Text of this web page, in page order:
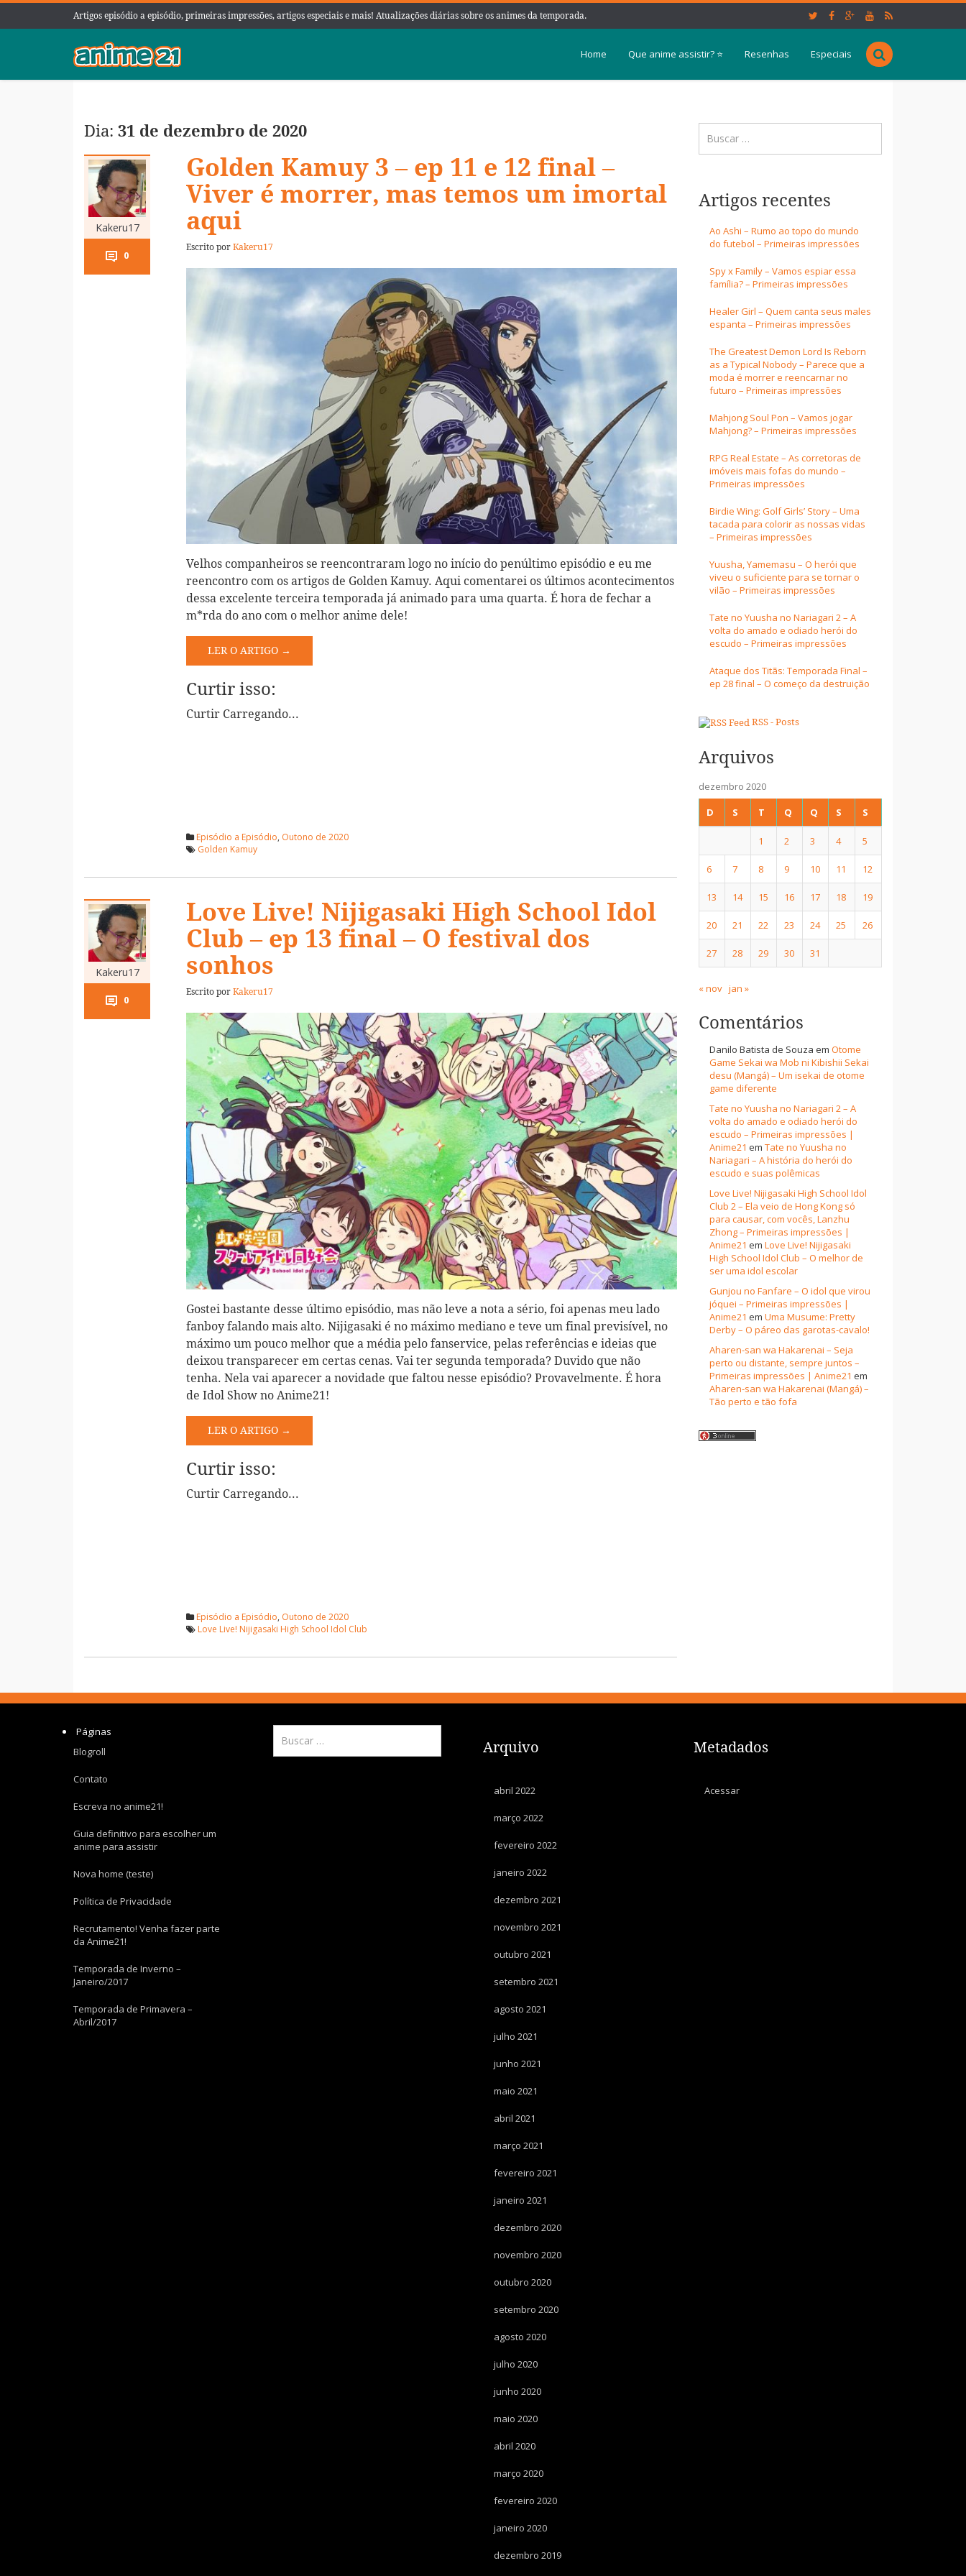
Artigos episódio a episódio, primeiras impressões, artigos especiais e mais! Atualizações diárias sobre os animes da temporada.
Home Que anime assistir? ⭐ Resenhas Especiais
Dia: 31 de dezembro de 2020
Kakeru17
0
Golden Kamuy 3 – ep 11 e 12 final –
Viver é morrer, mas temos um imortal
aqui
Escrito porKakeru17
Velhos companheiros se reencontraram logo no início do penúltimo episódio e eu me
reencontro com os artigos de Golden Kamuy. Aqui comentarei os últimos acontecimentos
dessa excelente terceira temporada já animado para uma quarta. É hora de fechar a
m*rda do ano com o melhor anime dele!
LER O ARTIGO →
Curtir isso:
Curtir Carregando...
Episódio a Episódio, Outono de 2020
Golden Kamuy
Kakeru17
0
Love Live! Nijigasaki High School Idol
Club – ep 13 final – O festival dos
sonhos
Escrito porKakeru17
Gostei bastante desse último episódio, mas não leve a nota a sério, foi apenas meu lado
fanboy falando mais alto. Nijigasaki é no máximo mediano e teve um final previsível, no
máximo um pouco melhor que a média pelo fanservice, pelas referências e ideias que
deixou transparecer em certas cenas. Vai ter segunda temporada? Duvido que não
tenha. Nela vai aparecer a novidade que faltou nesse episódio? Provavelmente. É hora
de Idol Show no Anime21!
LER O ARTIGO →
Curtir isso:
Curtir Carregando...
Episódio a Episódio, Outono de 2020
Love Live! Nijigasaki High School Idol Club
Artigos recentes
Ao Ashi – Rumo ao topo do mundo
do futebol – Primeiras impressões
Spy x Family – Vamos espiar essa
família? – Primeiras impressões
Healer Girl – Quem canta seus males
espanta – Primeiras impressões
The Greatest Demon Lord Is Reborn
as a Typical Nobody – Parece que a
moda é morrer e reencarnar no
futuro – Primeiras impressões
Mahjong Soul Pon – Vamos jogar
Mahjong? – Primeiras impressões
RPG Real Estate – As corretoras de
imóveis mais fofas do mundo –
Primeiras impressões
Birdie Wing: Golf Girls’ Story – Uma
tacada para colorir as nossas vidas
– Primeiras impressões
Yuusha, Yamemasu – O herói que
viveu o suficiente para se tornar o
vilão – Primeiras impressões
Tate no Yuusha no Nariagari 2 – A
volta do amado e odiado herói do
escudo – Primeiras impressões
Ataque dos Titãs: Temporada Final –
ep 28 final – O começo da destruição
RSS - Posts
Arquivos
dezembro 2020
D
S T Q Q S S
1 2 3 4 5
6 7 8 9 10 11 12
13 14 15 16 17 18 19
20 21 22 23 24 25 26
27 28 29 30 31
« nov jan »
Comentários
Danilo Batista de Souza em Otome
Game Sekai wa Mob ni Kibishii Sekai
desu (Mangá) – Um isekai de otome
game diferente
Tate no Yuusha no Nariagari 2 – A
volta do amado e odiado herói do
escudo – Primeiras impressões |
Anime21 em Tate no Yuusha no
Nariagari – A história do herói do
escudo e suas polêmicas
Love Live! Nijigasaki High School Idol
Club 2 – Ela veio de Hong Kong só
para causar, com vocês, Lanzhu
Zhong – Primeiras impressões |
Anime21 em Love Live! Nijigasaki
High School Idol Club – O melhor de
ser uma idol escolar
Gunjou no Fanfare – O idol que virou
jóquei – Primeiras impressões |
Anime21 em Uma Musume: Pretty
Derby – O páreo das garotas-cavalo!
Aharen-san wa Hakarenai – Seja
perto ou distante, sempre juntos –
Primeiras impressões | Anime21 em
Aharen-san wa Hakarenai (Mangá) –
Tão perto e tão fofa
Páginas
Blogroll
Contato
Escreva no anime21!
Guia definitivo para escolher um
anime para assistir
Nova home (teste)
Política de Privacidade
Recrutamento! Venha fazer parte
da Anime21!
Temporada de Inverno –
Janeiro/2017
Temporada de Primavera –
Abril/2017
Arquivo
abril 2022
março 2022
fevereiro 2022
janeiro 2022
dezembro 2021
novembro 2021
outubro 2021
setembro 2021
agosto 2021
julho 2021
junho 2021
maio 2021
abril 2021
março 2021
fevereiro 2021
janeiro 2021
dezembro 2020
novembro 2020
outubro 2020
setembro 2020
agosto 2020
julho 2020
junho 2020
maio 2020
abril 2020
março 2020
fevereiro 2020
janeiro 2020
dezembro 2019
Metadados
Acessar